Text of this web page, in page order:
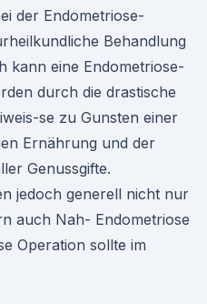
der Endometriose-
Behandlung
kann eine Endometriose-
durch die drastische
se zu Gunsten einer
Ernährung und der
Genussgifte.
jedoch generell nicht nur
auch Nah- Endometriose
Operation sollte im